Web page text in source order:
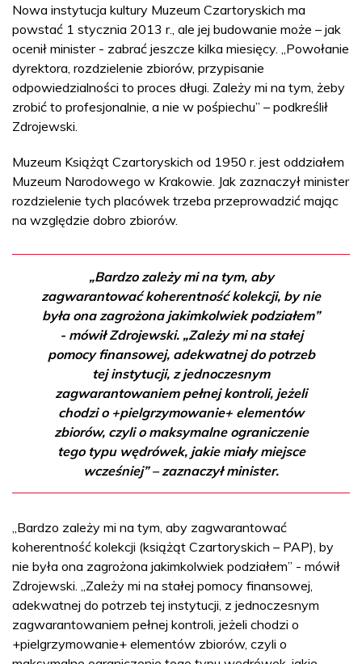
Nowa instytucja kultury Muzeum Czartoryskich ma
powstać 1 stycznia 2013 r., ale jej budowanie może – jak
ocenił minister - zabrać jeszcze kilka miesięcy. „Powołanie
dyrektora, rozdzielenie zbiorów, przypisanie
odpowiedzialności to proces długi. Zależy mi na tym, żeby
zrobić to profesjonalnie, a nie w pośpiechu” – podkreślił
Zdrojewski.
Muzeum Książąt Czartoryskich od 1950 r. jest oddziałem
Muzeum Narodowego w Krakowie. Jak zaznaczył minister
rozdzielenie tych placówek trzeba przeprowadzić mając
na względzie dobro zbiorów.
„Bardzo zależy mi na tym, aby
zagwarantować koherentność kolekcji, by nie
była ona zagrożona jakimkolwiek podziałem”
- mówił Zdrojewski. „Zależy mi na stałej
pomocy finansowej, adekwatnej do potrzeb
tej instytucji, z jednoczesnym
zagwarantowaniem pełnej kontroli, jeżeli
chodzi o +pielgrzymowanie+ elementów
zbiorów, czyli o maksymalne ograniczenie
tego typu wędrówek, jakie miały miejsce
wcześniej” – zaznaczył minister.
„Bardzo zależy mi na tym, aby zagwarantować
koherentność kolekcji (książąt Czartoryskich – PAP), by
nie była ona zagrożona jakimkolwiek podziałem” - mówił
Zdrojewski. „Zależy mi na stałej pomocy finansowej,
adekwatnej do potrzeb tej instytucji, z jednoczesnym
zagwarantowaniem pełnej kontroli, jeżeli chodzi o
+pielgrzymowanie+ elementów zbiorów, czyli o